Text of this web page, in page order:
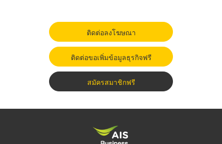
ติดต่อลงโฆษณา
ติดต่อขอเพิ่มข้อมูลธุรกิจฟรี
สมัครสมาชิกฟรี